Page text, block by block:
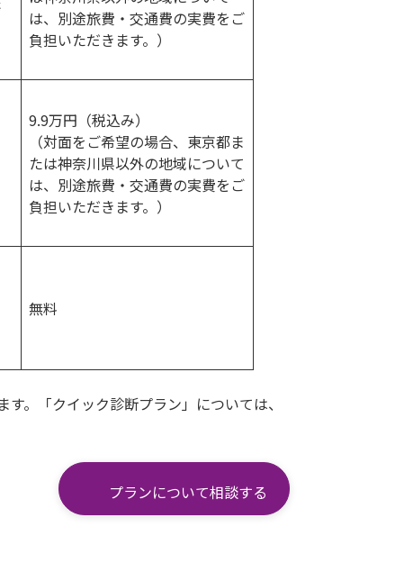
は、別途旅費・交通費の実費をご
負担いただきます。）
9.9万円（税込み）
（対面をご希望の場合、東京都ま
たは神奈川県以外の地域について
は、別途旅費・交通費の実費をご
負担いただきます。）
無料
。「クイック診断プラン」については、
プランについて相談する